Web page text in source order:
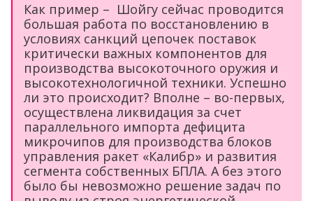
Как пример – Шойгу сейчас проводится
большая работа по восстановлению в
условиях санкций цепочек поставок
критически важных компонентов для
производства высокоточного оружия и
высокотехнологичной техники. Успешно
ли это происходит? Вполне – во-первых,
осуществлена ликвидация за счет
параллельного импорта дефицита
микрочипов для производства блоков
управления ракет «Калибр» и развития
сегмента собственных БПЛА. А без этого
было бы невозможно решение задач по